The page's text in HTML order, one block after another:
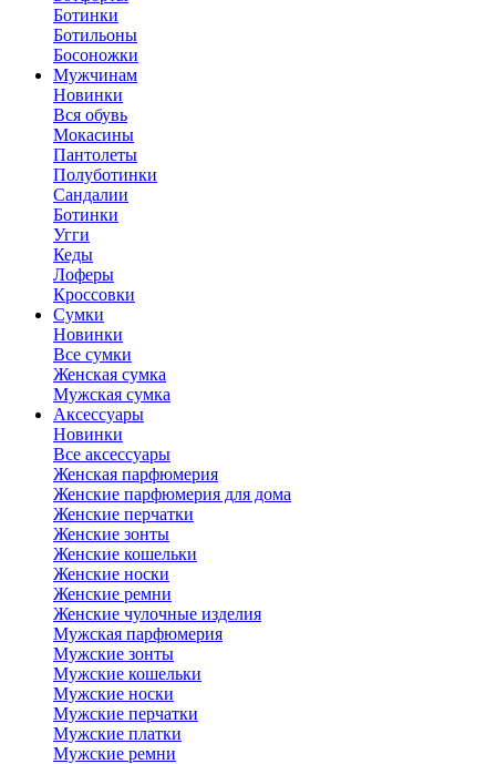
Ботинки
Ботильоны
Босоножки
Мужчинам
Новинки
Вся обувь
Мокасины
Пантолеты
Полуботинки
Сандалии
Ботинки
Угги
Кеды
Лоферы
Кроссовки
Сумки
Новинки
Все сумки
Женская сумка
Мужская сумка
Аксессуары
Новинки
Все аксессуары
Женская парфюмерия
Женские парфюмерия для дома
Женские перчатки
Женские зонты
Женские кошельки
Женские носки
Женские ремни
Женские чулочные изделия
Мужская парфюмерия
Мужские зонты
Мужские кошельки
Мужские носки
Мужские перчатки
Мужские платки
Мужские ремни